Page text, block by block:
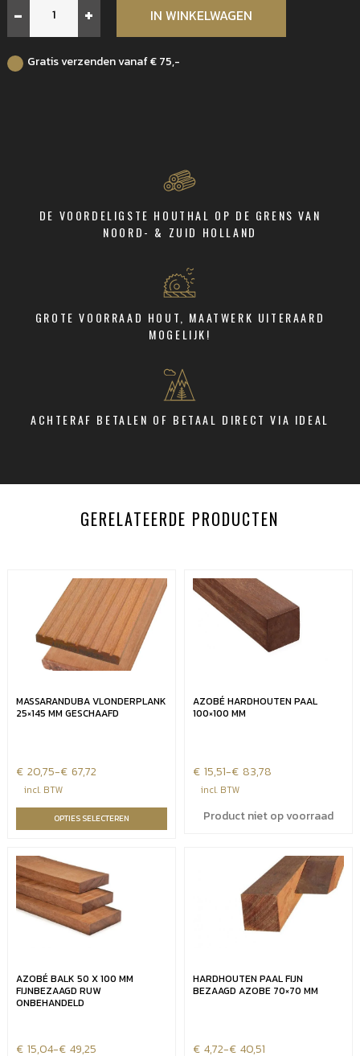
-
extra
lange
8,5x240
+ IN WINKELWAGEN
Gratis verzenden vanaf € 75,-
DE VOORDELIGSTE HOUTHAL OP DE GRENS VAN
NOORD- & ZUID HOLLAND
GROTE VOORRAAD HOUT, MAATWERK UITERAARD
MOGELIJK!
ACHTERAF BETALEN OF BETAAL DIRECT VIA IDEAL
GERELATEERDE PRODUCTEN
MASSARANDUBA VLONDERPLANK
25×145 MM GESCHAAFD
€ 20,75-€ 67,72
Prijsklasse:
€20,75
tot
incl. BTW
OPTIES SELECTEREN
AZOBÉ HARDHOUTEN PAAL
100×100 MM
€ 15,51-€ 83,78
Prijsklasse:
€15,51
€83,78
incl. BTW
Product niet op voorraad
AZOBÉ BALK 50 X 100 MM
FIJNBEZAAGD RUW
ONBEHANDELD
€ 15,04-€ 49,25
Prijsklasse:
HARDHOUTEN PAAL FIJN
BEZAAGD AZOBE 70×70 MM
€ 4,72-€ 40,51
Prijsklasse: